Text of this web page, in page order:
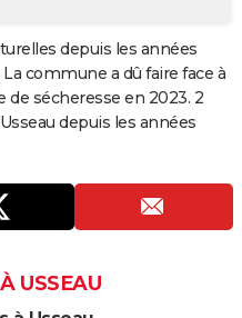
depuis les années
commune a dû faire face à
de sécheresse en 2023. 2
depuis les années
USSEAU